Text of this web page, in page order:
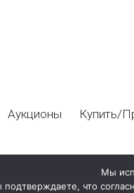
Аукционы Купить/
Мы
подтверждаете, что